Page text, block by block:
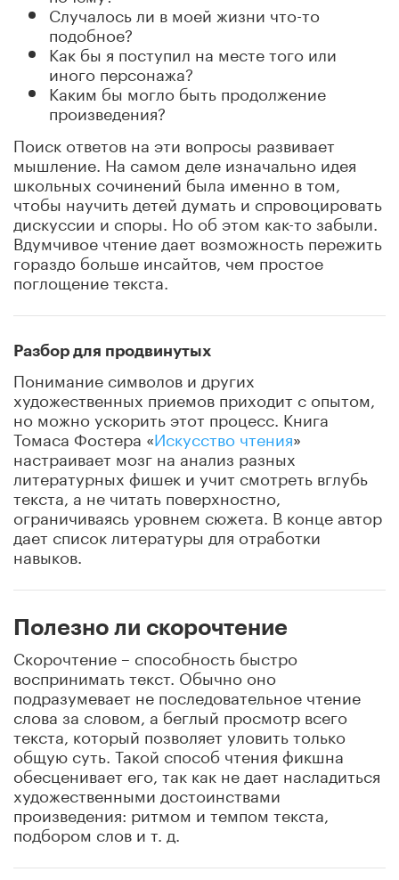
Случалось ли в моей жизни что-то
подобное?
Как бы я поступил на месте того или
иного персонажа?
Каким бы могло быть продолжение
произведения?
Поиск ответов на эти вопросы развивает
мышление. На самом деле изначально идея
школьных сочинений была именно в том,
чтобы научить детей думать и спровоцировать
дискуссии и споры. Но об этом как-то забыли.
Вдумчивое чтение дает возможность пережить
гораздо больше инсайтов, чем простое
поглощение текста.
Разбор для продвинутых
Понимание символов и других
художественных приемов приходит с опытом,
но можно ускорить этот процесс. Книга
Томаса Фостера «Искусство чтения»
настраивает мозг на анализ разных
литературных фишек и учит смотреть вглубь
текста, а не читать поверхностно,
ограничиваясь уровнем сюжета. В конце автор
дает список литературы для отработки
навыков.
Полезно ли скорочтение
Скорочтение – способность быстро
воспринимать текст. Обычно оно
подразумевает не последовательное чтение
слова за словом, а беглый просмотр всего
текста, который позволяет уловить только
общую суть. Такой способ чтения фикшна
обесценивает его, так как не дает насладиться
художественными достоинствами
произведения: ритмом и темпом текста,
подбором слов и т. д.